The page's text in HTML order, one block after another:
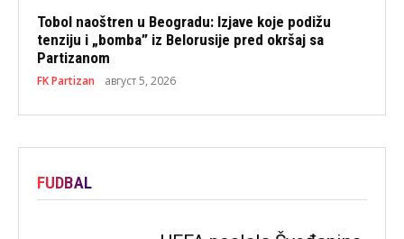
Tobol naoštren u Beogradu: Izjave koje podižu
tenziju i „bomba” iz Belorusije pred okršaj sa
Partizanom
FK Partizan август 5, 2026
FUDBAL